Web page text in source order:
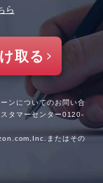
ら
取る
ンについてのお問い合
タマーセンター0120-
またはその